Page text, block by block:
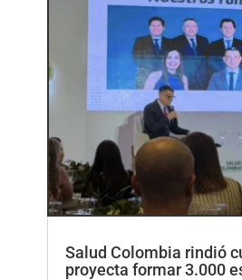
Salud Colombia rindió
proyecta formar 3.000